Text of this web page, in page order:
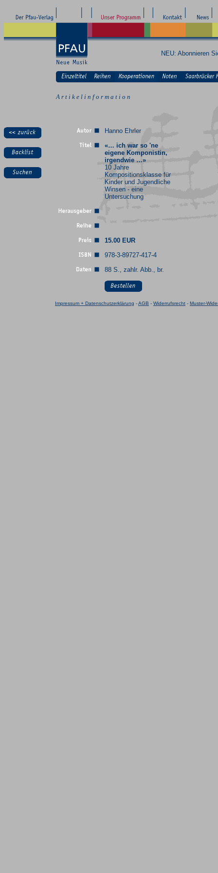
NEU: Abonnieren
A r t i k e l i n f o r m a t i o n
Hanno Ehrler
«… ich war so 'ne
eigene Komponistin,
irgendwie …»
10 Jahre
Kompositionsklasse für
Kinder und Jugendliche
Winsen - eine
Untersuchung
15.00 EUR
978-3-89727-417-4
88 S., zahlr. Abb., br.
Impressum + Datenschutzerklärung -AGB - Widerrufsrecht - Muster-